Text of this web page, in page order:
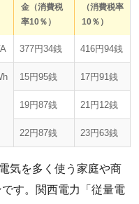
金（消費税
率10％）
（消費税率
10％）
377円34銭 416円94銭
15円95銭 17円91銭
19円87銭 21円12銭
22円87銭 23円63銭
気を多く使う家庭や商
す。関西電力「従量電